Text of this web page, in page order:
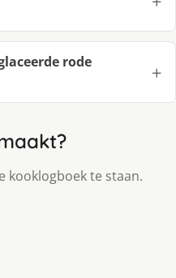
rode
kooklogboek te staan.